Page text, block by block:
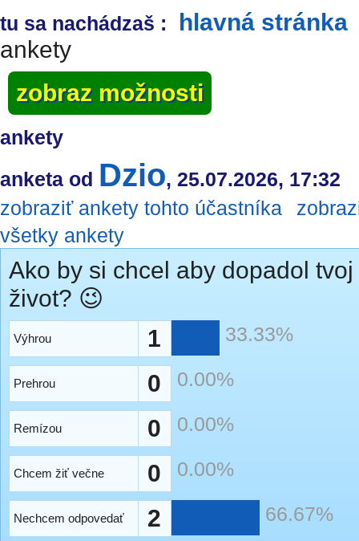
tu sa nachádzaš : hlavná stránka
ankety
zobraz možnosti
ankety
anketa od Dzio, 25.07.2026, 17:32
zobraziť ankety tohto účastníka
všetky ankety
Ako by si chcel aby dopadol tvoj
život? 😉
Výhrou 1 33.33%
Prehrou 0 0.00%
Remízou 0 0.00%
Chcem žiť večne 0 0.00%
Nechcem odpovedať 2 66.67%